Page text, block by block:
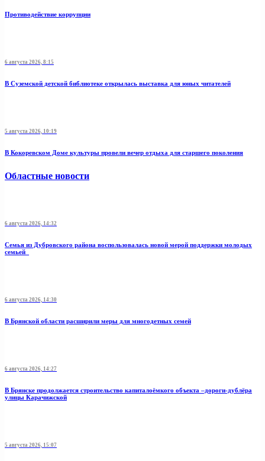
Противодействие коррупции
6 августа 2026, 8:15
В Суземской детской библиотеке открылась выставка для юных читателей
5 августа 2026, 10:19
В Кокоревском Доме культуры провели вечер отдыха для старшего поколения
Областные новости
6 августа 2026, 14:32
Семья из Дубровского района воспользовалась новой мерой поддержки молодых
семьей
6 августа 2026, 14:30
В Брянской области расширили меры для многодетных семей
6 августа 2026, 14:27
В Брянске продолжается строительство капиталоёмкого объекта –дороги-дублёра
улицы Карачижской
5 августа 2026, 15:07